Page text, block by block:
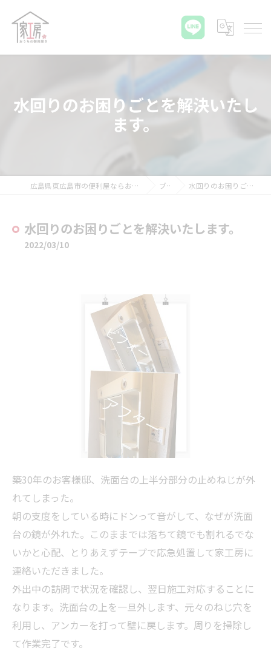
水回りのお困りごとを解決いたし
ます。
広島県東広島市の便利屋ならおうちの御用聞き家工房 八本松店 ブログ 水回りのお困りごとを解決いたします。
水回りのお困りごとを解決いたします。
2022/03/10
築30年のお客様邸、洗面台の上半分部分の止めねじが外
れてしまった。
朝の支度をしている時にドンって音がして、なぜが洗面
台の鏡が外れた。このままでは落ちて鏡でも割れるでな
いかと心配、とりあえずテープで応急処置して家工房に
連絡いただきました。
外出中の訪問で状況を確認し、翌日施工対応することに
なります。洗面台の上を一旦外します、元々のねじ穴を
利用し、アンカーを打って壁に戻します。周りを掃除 し
て作業完了です。